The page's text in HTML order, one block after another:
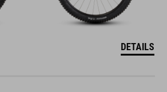
DETAILS